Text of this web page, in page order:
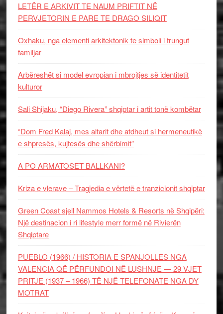
LETËR E ARKIVIT TE NAUM PRIFTIT NË
PERVJETORIN E PARE TE DRAGO SILIQIT
Oxhaku, nga elementi arkitektonik te simboli i trungut
familjar
Arbëreshët si model evropian i mbrojtjes së identitetit
kulturor
Sali Shijaku, “Diego Rivera” shqiptar i artit tonë kombëtar
“Dom Fred Kalaj, mes altarit dhe atdheut si hermeneutikë
e shpresës, kujtesës dhe shërbimit”
A PO ARMATOSET BALLKANI?
Kriza e vlerave – Tragjedia e vërtetë e tranzicionit shqiptar
Green Coast sjell Nammos Hotels & Resorts në Shqipëri:
Një destinacion i ri lifestyle merr formë në Rivierën
Shqiptare
PUEBLO (1966) / HISTORIA E SPANJOLLES NGA
VALENCIA QË PËRFUNDOI NË LUSHNJE — 29 VJET
PRITJE (1937 – 1966) TË NJË TELEFONATE NGA DY
MOTRAT